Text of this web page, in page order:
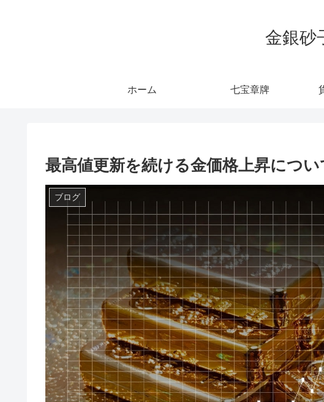
金銀砂
ホーム 七宝章牌
最高値更新を続ける金価格上昇につい
ブログ